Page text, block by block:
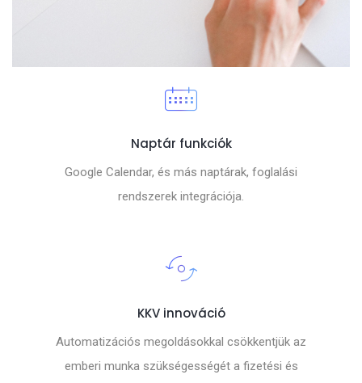
Naptár funkciók
Google Calendar, és más naptárak, foglalási
rendszerek integrációja.
KKV innováció
Automatizációs megoldásokkal csökkentjük az
emberi munka szükségességét a fizetési és